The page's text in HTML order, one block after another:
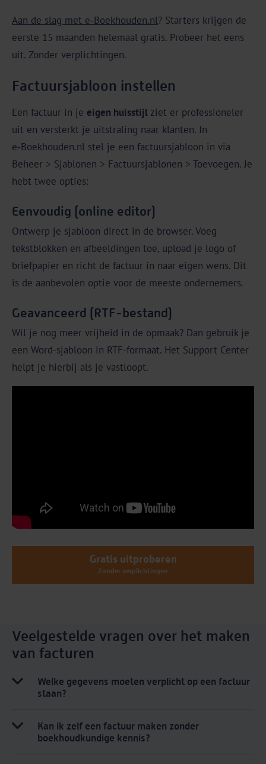
Aan de slag met e‑Boekhouden.nl? Starters krijgen de
eerste 15 maanden helemaal gratis. Probeer het eens
uit. Zonder verplichtingen.
Factuursjabloon instellen
Een factuur in je eigen huisstijl ziet er professioneler
uit en versterkt je uitstraling naar klanten. In
e‑Boekhouden.nl stel je een factuursjabloon in via
Beheer > Sjablonen > Factuursjablonen > Toevoegen. Je
hebt twee opties:
Eenvoudig (online editor)
Ontwerp je sjabloon direct in de browser. Voeg
tekstblokken en afbeeldingen toe, upload je logo of
briefpapier en richt de factuur in naar eigen wens. Dit
is de aanbevolen optie voor de meeste ondernemers.
Geavanceerd (RTF-bestand)
Wil je nog meer vrijheid in de opmaak? Dan gebruik je
een Word-sjabloon in RTF-formaat. Het Support Center
helpt je hierbij als je vastloopt.
Gratis uitproberen
Zonder verplichtingen
Veelgestelde vragen over het maken
van facturen
Welke gegevens moeten verplicht op een factuur
staan?
Kan ik zelf een factuur maken zonder
boekhoudkundige kennis?